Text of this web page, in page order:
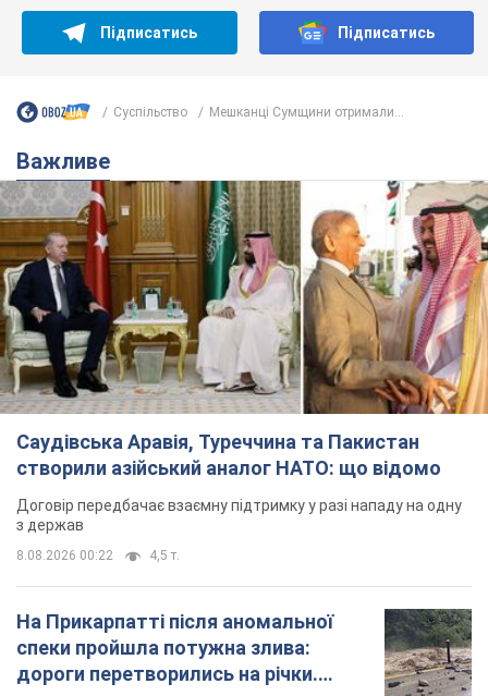
створили азійський аналог НАТО: що відомо
Договір передбачає взаємну підтримку у разі нападу на одну
з держав
8.08.2026 00:22
На Прикарпатті після аномальної
спеки пройшла потужна злива:
дороги перетворились на річки.
Відео
Негода накрила Івано-Франківщину та
курортний Буковель
5 годин тому 8,5 т.
Хорватія принизила збірну Росії зі
спортивної гімнастики, офіційно не
допустивши до чемпіонату Європи
основних спортсменів
Турнір відбудеться в Загребі з 13 по 23 серпня
4 години тому 7,4 т.